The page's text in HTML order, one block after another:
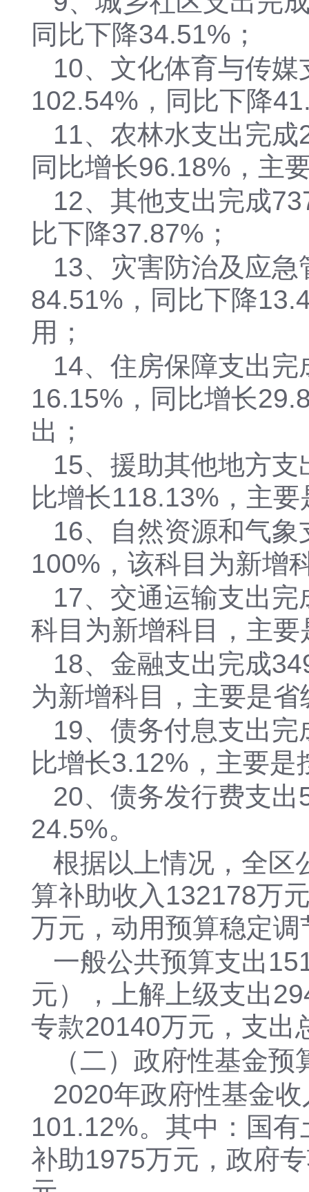
同比下降34.51%；
10、文化体育与传
102.54%，同比下降
11、农林水支出完
同比增长96.18%，主
12、其他支出完成
比下降37.87%；
13、灾害防治及应
84.51%，同比下降
用；
14、住房保障支出
16.15%，同比增长
出；
15、援助其他地方
比增长118.13%，主
16、自然资源和气
100%，该科目为新增
17、交通运输支出
科目为新增科目，主
18、金融支出完成
为新增科目，主要是
19、债务付息支出
比增长3.12%，主要
20、债务发行费支
24.5%。
根据以上情况，全区
算补助收入132178万
万元，动用预算稳定
一般公共预算支出
元），上解上级支出
专款20140万元，支出
（二）政府性基金预
2020年政府性基金
101.12%。其中：国
补助1975万元，政府